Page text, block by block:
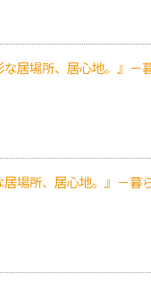
居場所、居心地。』－
場所、居心地。』－暮